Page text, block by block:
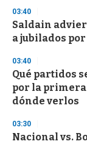
03:40
Saldain
a jubilados
03:40
Qué partidos
por la primera
dónde verlos
03:30
Nacional vs.